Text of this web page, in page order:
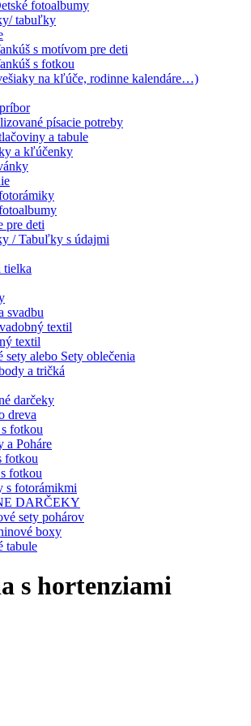
fotoalbumy
tabuľky
s motívom pre deti
s fotkou
na kľúče, rodinne kalendáre…)
písacie potreby
a tabule
a kľúčenky
pre deti
/ Tabuľky s údajmi
tielka
svadbu
textil
textil
sety alebo Sety oblečenia
a tričká
darčeky
dreva
fotkou
a Poháre
fotkou
fotkou
s fotorámikmi
DARČEKY
sety pohárov
boxy
tabule
s hortenziami